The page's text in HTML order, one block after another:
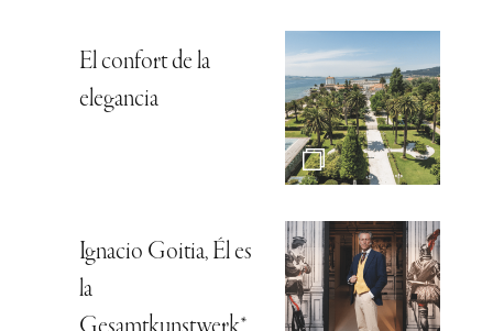
El confort de la
elegancia
Ignacio Goitia, Él es
la